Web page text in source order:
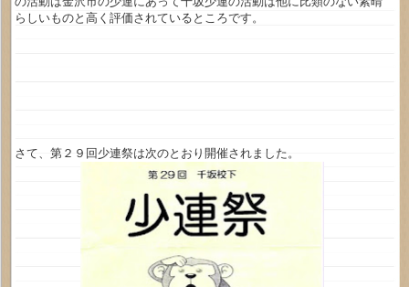
らしいものと高く評価されているところです。
さて、第２９回少連祭は次のとおり開催されました。